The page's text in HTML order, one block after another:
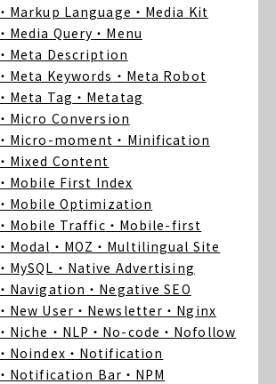
・Markup Language ・Media Kit
・Media Query ・Menu
・Meta Description
・Meta Keywords ・Meta Robot
・Meta Tag ・Metatag
・Micro Conversion
・Micro-moment ・Minification
・Mixed Content
・Mobile First Index
・Mobile Optimization
・Mobile Traffic ・Mobile-first
・Modal ・MOZ ・Multilingual Site
・MySQL ・Native Advertising
・Navigation ・Negative SEO
・New User ・Newsletter ・Nginx
・Niche ・NLP ・No-code ・Nofollow
・Noindex ・Notification
・Notification Bar ・NPM